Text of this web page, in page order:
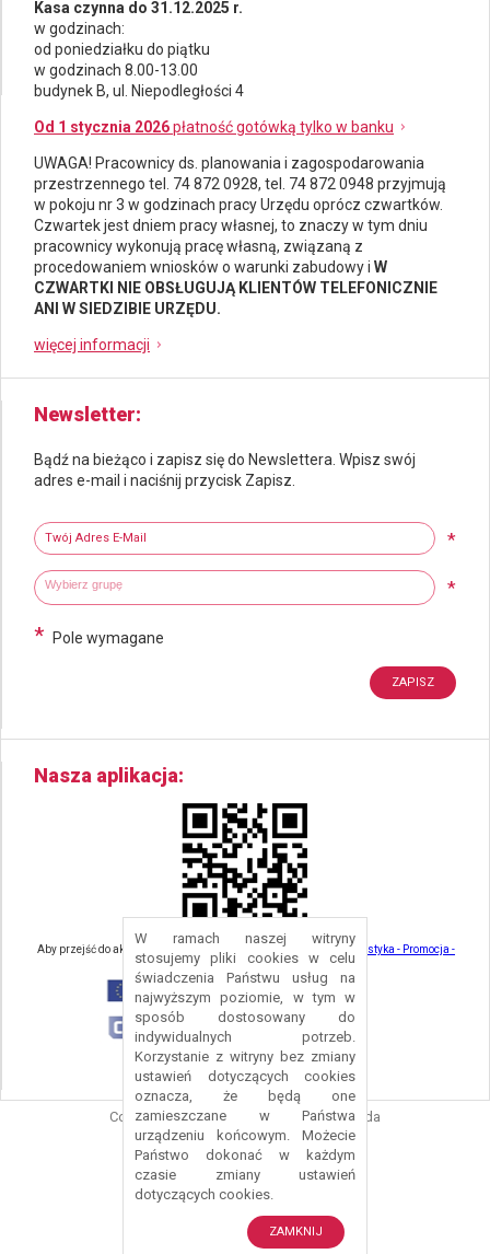
W ramach naszej witryny
stosujemy pliki cookies w celu
świadczenia Państwu usług na
najwyższym poziomie, w tym w
sposób dostosowany do
indywidualnych potrzeb.
Korzystanie z witryny bez zmiany
ustawień dotyczących cookies
oznacza, że będą one
zamieszczane w Państwa
urządzeniu końcowym. Możecie
Państwo dokonać w każdym
czasie zmiany ustawień
dotyczących cookies.
ZAMKNIJ
Kasa czynna do 31.12.2025 r.
w godzinach:
od poniedziałku do piątku
w godzinach 8.00-13.00
budynek B, ul. Niepodległości 4
Od 1 stycznia 2026płatność gotówką tylko w banku
UWAGA! Pracownicy ds. planowania i zagospodarowania
przestrzennego tel. 74 872 0928, tel. 74 872 0948 przyjmują
w pokoju nr 3 w godzinach pracy Urzędu oprócz czwartków.
Czwartek jest dniem pracy własnej, to znaczy w tym dniu
pracownicy wykonują pracę własną, związaną z
procedowaniem wniosków o warunki zabudowy i W
CZWARTKI NIE OBSŁUGUJĄ KLIENTÓW TELEFONICZNIE
ANI W SIEDZIBIE URZĘDU.
więcej informacji
Newsletter
Bądź na bieżąco i zapisz się do Newslettera. Wpisz swój
adres e-mail i naciśnij przycisk Zapisz.
Twój adres e-mail
*
Wybierz grupy tematyczne *
Wpisz wyszukiwaną fraze
* Pole wymagane
Nasza aplikacja
Aby przejść do aktualności związanych z turystyką - kliknij tu:
Turystyka - Promocja -
Strefa Turysty - Gmina Nowa Ruda
Copyright © 2016 Urząd Gminy Nowa Ruda
Projekt i wykonanie:Logonet Sp. z o.o.